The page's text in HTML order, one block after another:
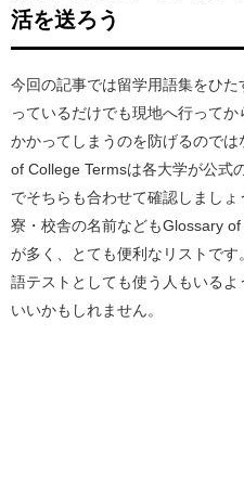
活を送ろう
今回の記事では留学用語集をひ
っているだけでも現地へ行って
かかってしまうのを防げるので
of College Termsは各大学が公式
でそちらも合わせて確認しまし
寮・校舎の名前などもGlossary
が多く、とても便利なリストで
語テストとしても使う人もいる
いいかもしれません。